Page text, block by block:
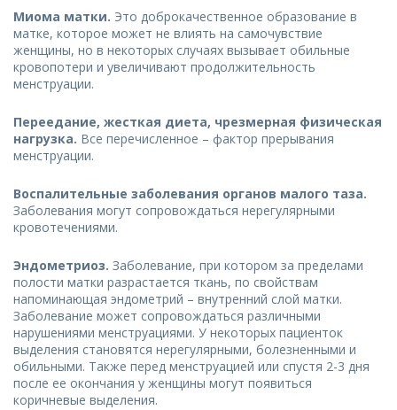
Миома матки. Это доброкачественное образование в
матке, которое может не влиять на самочувствие
женщины, но в некоторых случаях вызывает обильные
кровопотери и увеличивают продолжительность
менструации.
Переедание, жесткая диета, чрезмерная физическая
нагрузка. Все перечисленное – фактор прерывания
менструации.
Воспалительные заболевания органов малого таза.
Заболевания могут сопровождаться нерегулярными
кровотечениями.
Эндометриоз. Заболевание, при котором за пределами
полости матки разрастается ткань, по свойствам
напоминающая эндометрий – внутренний слой матки.
Заболевание может сопровождаться различными
нарушениями менструациями. У некоторых пациенток
выделения становятся нерегулярными, болезненными и
обильными. Также перед менструацией или спустя 2-3 дня
после ее окончания у женщины могут появиться
коричневые выделения.